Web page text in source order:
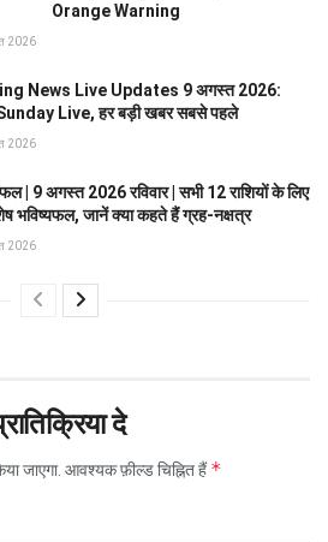
Orange Warning
2026
News Live Updates 9 अगस्त 2026:
Live, हर बड़ी खबर सबसे पहले
2026
| 9 अगस्त 2026 रविवार | सभी 12 राशियों के लिए
भविष्यफल, जानें क्या कहते हैं ग्रह-नक्षत्र
2026
दे
जाएगा. आवश्यक फ़ील्ड चिह्नित हैं*